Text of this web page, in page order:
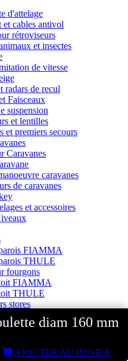
diam 160 mm
AJOUTER AU PANIER
d'attelage
cables antivol
rétroviseurs
et insectes
de vitesse
radars de recul
Faisceaux
suspension
et lentilles
et premiers secours
Caravanes
caravanes
de caravanes
et accessoires
FIAMMA
THULE
fourgons
FIAMMA
THULE
stores
parois pour stores
stores
stores
fourgons